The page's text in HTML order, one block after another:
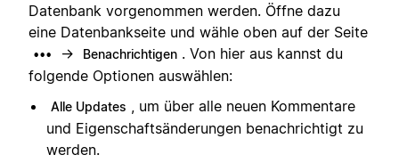
Datenbank vorgenommen werden. Öffne dazu
eine Datenbankseite und wähle oben auf der Seite
••• → Benachrichtigen . Von hier aus kannst du
folgende Optionen auswählen:
Alle Updates , um über alle neuen Kommentare
und Eigenschaftsänderungen benachrichtigt zu
werden.